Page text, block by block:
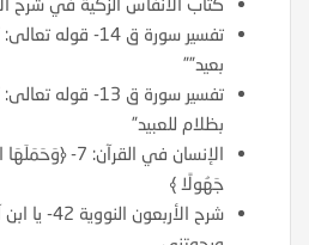
تفسير سورة ق 14-
بعيد””
تفسير سورة ق 13-
بظلام للعبيد”
الإنسان في
جَهُولًا ﴾
شرح